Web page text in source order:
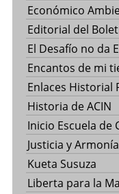
Económico
Editorial del
El Desafío no da
Encantos de mi
Enlaces Historial
Historia de ACIN
Inicio Escuela de
Justicia y Armonía
Kueta Susuza
Liberta para la